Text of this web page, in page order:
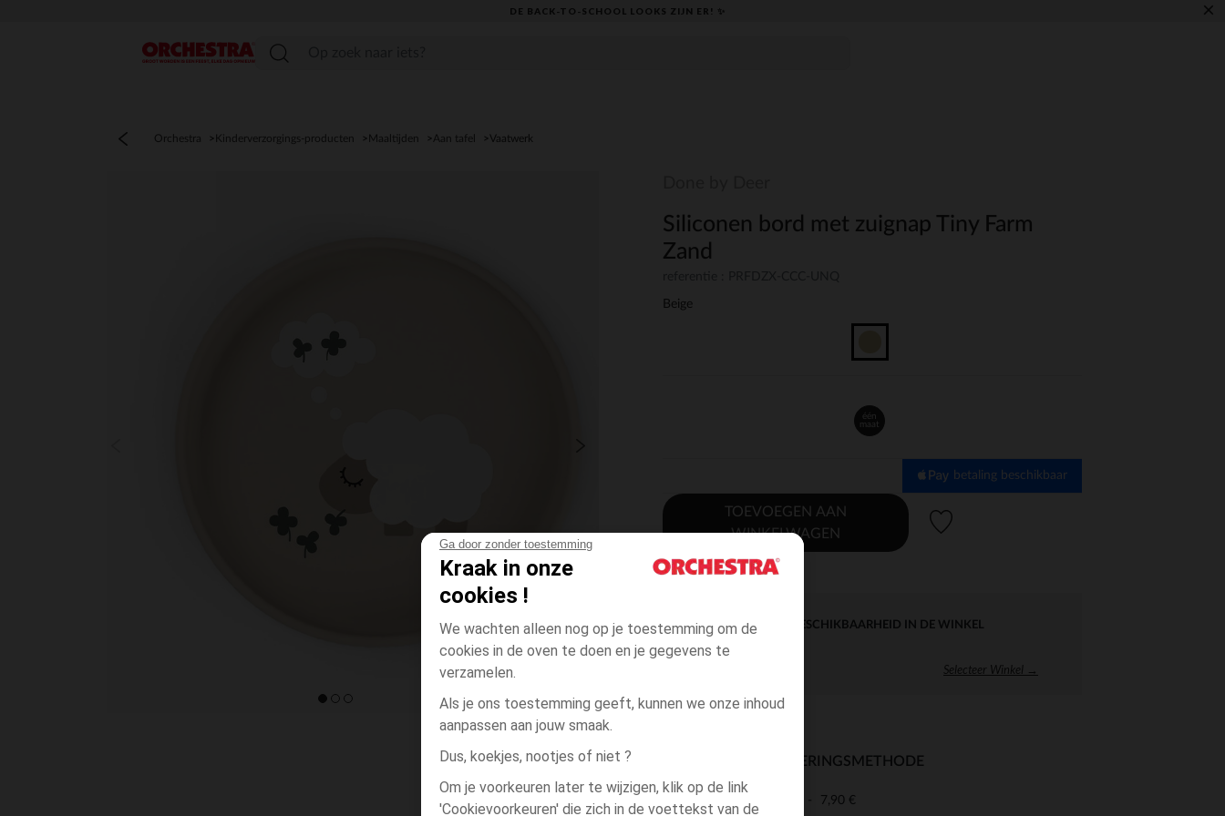
Ga door zonder toestemming
Kraak in onze
cookies !
We wachten alleen nog op je toestemming om de
cookies in de oven te doen en je gegevens te
verzamelen.
Als je ons toestemming geeft, kunnen we onze inhoud
aanpassen aan jouw smaak.
Dus, koekjes, nootjes of niet ?
Om je voorkeuren later te wijzigen, klik op de link
'Cookievoorkeuren' die zich in de voettekst van de
DE BACK-TO-SCHOOL LOOKS ZIJN ER! ✨ ×
menu
Orchestra Kinderverzorgings-producten Maaltijden Aan tafel Vaatwerk
Siliconen bord met zuignap Tiny Farm
Zand
Beige
één
maat
betaling beschikbaar
TOEVOEGEN AAN
WINKELWAGEN
DIRECTE BESCHIKBAARHEID IN DE WINKEL
Selecteer Winkel →
BESCHIKBAARE LEVERINGSMETHODE
levering aan huis 7,90 €